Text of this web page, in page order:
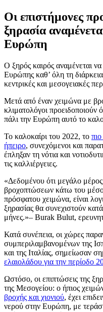
Οι επιστήμονες
ξηρασία
Ευρώπη
Ο ξηρός καιρός αναμένεται
Ευρώπης καθ’ όλη τη
κεντρικές και μεσογειακές
Μετά από έναν χειμώνα με
κλιματολόγοι προειδοποιούν
πάλι την Ευρώπη αυτό το
Το καλοκαίρι του 2022, το
ήπειρο, συνεχόμενοι και
έπληξαν τη νότια και
τις καλλιέργειες.
Δεδομένου ότι μεγάλο
βροχοπτώσεων κάτω του
πρόσφατου χειμώνα, είναι
ξηρασίας θα συνεχιστούν
μήνες. – Burak Bulut,
Κατά συνέπεια, οι χώρες
συμπεριλαμβανομένων της
και της Ιταλίας, σημείωσαν
ελαιολάδου για την περίοδο
Ωστόσο, οι επιπτώσεις της
της Μεσογείου: ο ήπιος
βροχής και χιονιού, έχει
νερού στην Ευρώπη, με